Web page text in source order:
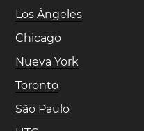
Los Ángeles
Chicago
Nueva York
Toronto
São Paulo